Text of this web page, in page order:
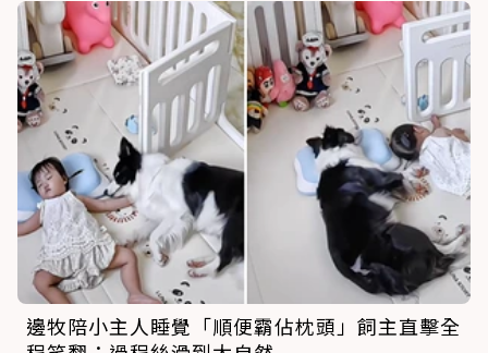
邊牧陪小主人睡覺「順便霸佔枕頭」飼主直擊全